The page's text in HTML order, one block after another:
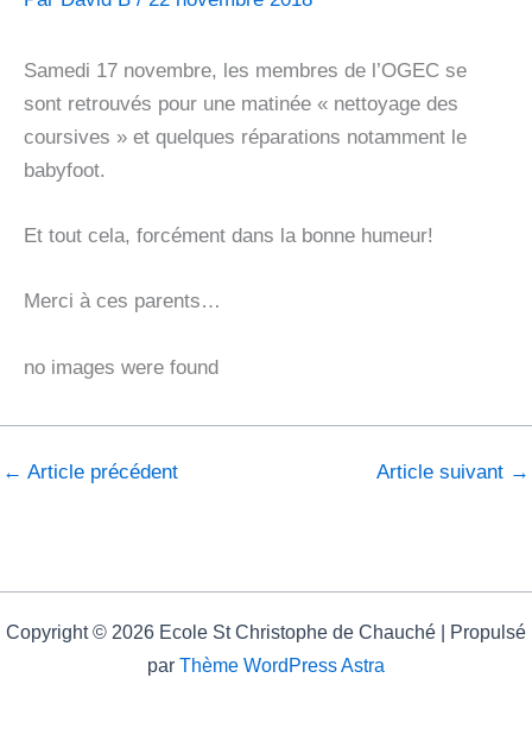
Samedi 17 novembre, les membres de l’OGEC se
sont retrouvés pour une matinée « nettoyage des
coursives » et quelques réparations notamment le
babyfoot.
Et tout cela, forcément dans la bonne humeur!
Merci à ces parents…
no images were found
← Article précédent Article suivant →
Copyright © 2026 Ecole St Christophe de Chauché | Propulsé
par Thème WordPress Astra